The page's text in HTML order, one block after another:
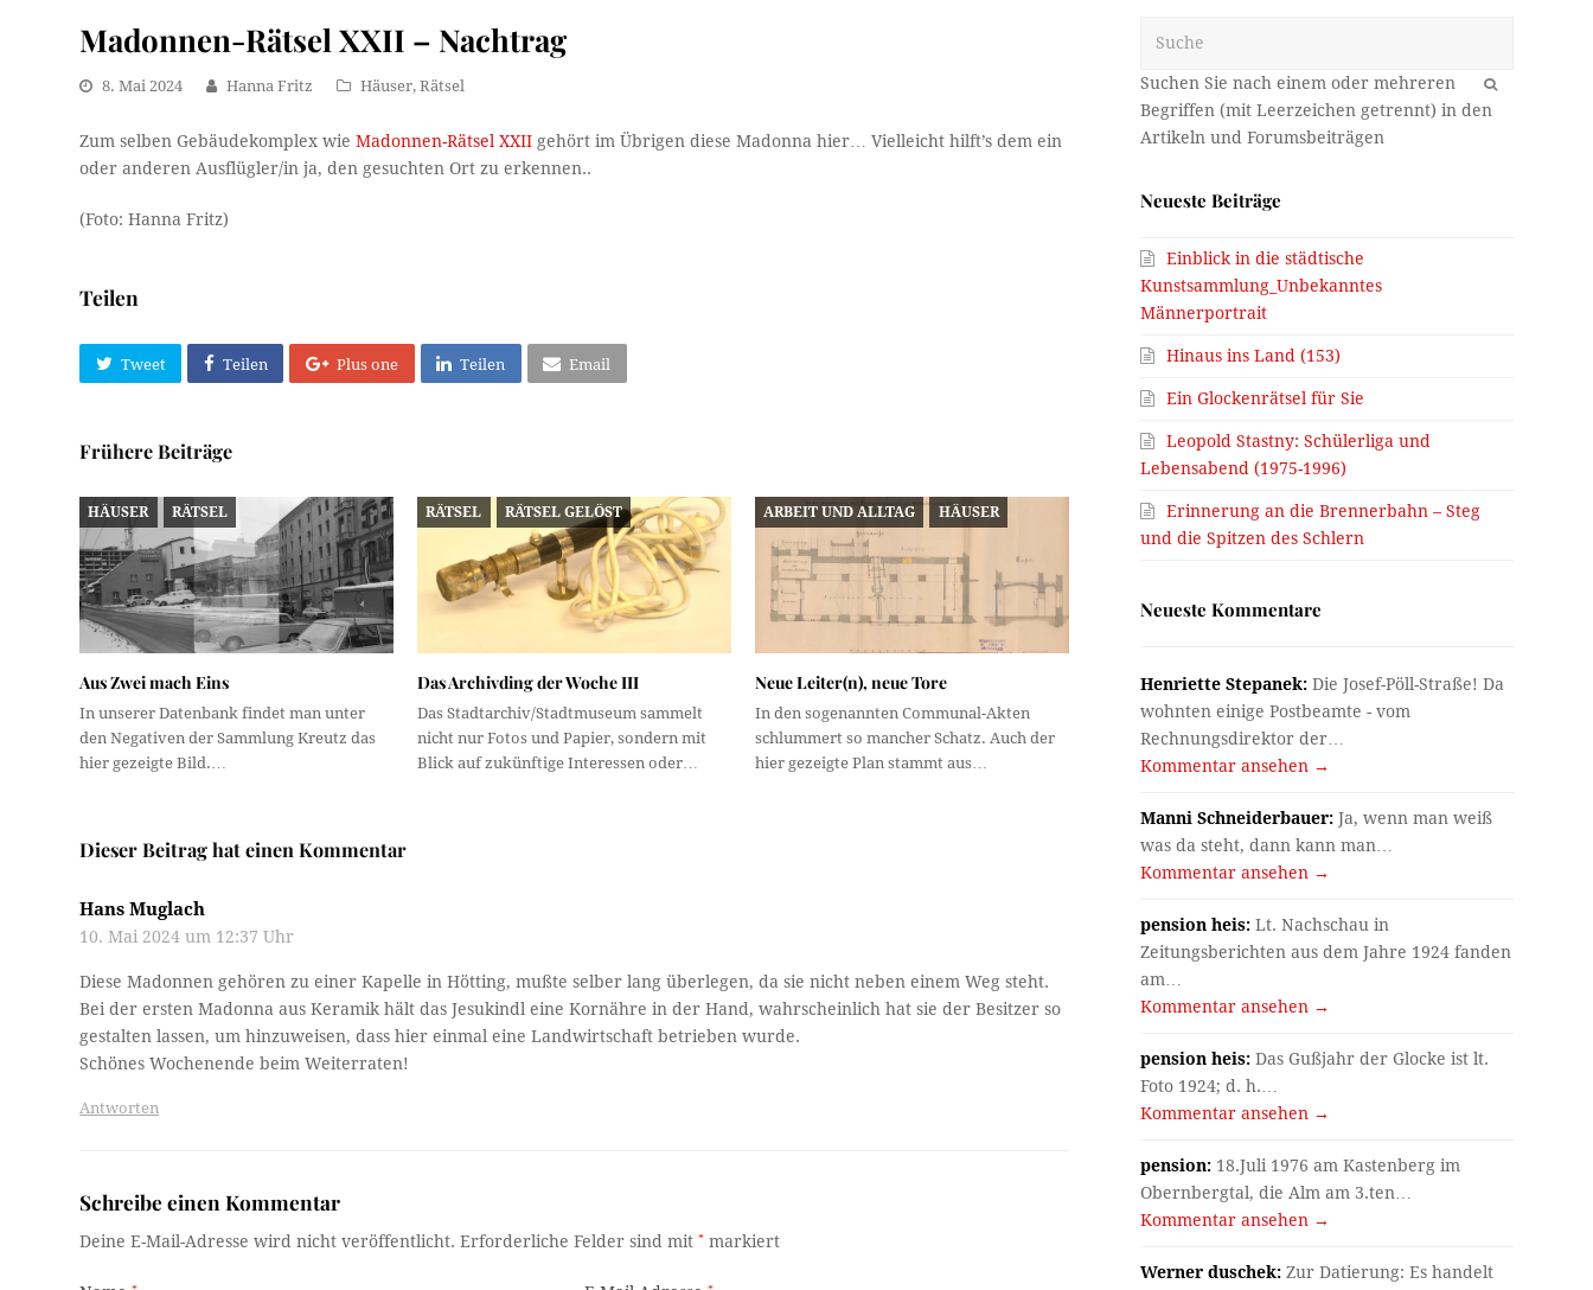
Madonnen-Rätsel XXII – Nachtrag
8. Mai 2024 Hanna Fritz Häuser,Rätsel
Zum selben Gebäudekomplex wieMadonnen-Rätsel XXII gehört im Übrigen diese Madonna hier… Vielleicht hilft’s dem ein
oder anderen Ausflügler/in ja, den gesuchten Ort zu erkennen..
(Foto: Hanna Fritz)
Teilen
Tweet Teilen Plus one Teilen Email
Frühere Beiträge
HÄUSER RÄTSEL
Aus Zwei mach Eins
In unserer Datenbank findet man unter
den Negativen der Sammlung Kreutz das
hier gezeigte Bild.…
RÄTSEL RÄTSEL GELÖST
Das Archivding der Woche III
Das Stadtarchiv/Stadtmuseum sammelt
nicht nur Fotos und Papier, sondern mit
Blick auf zukünftige Interessen oder…
ARBEIT UND ALLTAG HÄUSER
Neue Leiter(n), neue Tore
In den sogenannten Communal-Akten
schlummert so mancher Schatz. Auch der
hier gezeigte Plan stammt aus…
Dieser Beitrag hat einen Kommentar
Hans Muglach
10. Mai 2024 um 12:37 Uhr
Diese Madonnen gehören zu einer Kapelle in Hötting, mußte selber lang überlegen, da sie nicht neben einem Weg steht.
Bei der ersten Madonna aus Keramik hält das Jesukindl eine Kornähre in der Hand, wahrscheinlich hat sie der Besitzer so
gestalten lassen, um hinzuweisen, dass hier einmal eine Landwirtschaft betrieben wurde.
Schönes Wochenende beim Weiterraten!
Antworten
Schreibe einen Kommentar
Deine E-Mail-Adresse wird nicht veröffentlicht. Erforderliche Felder sind mit* markiert
OK
Neueste Beiträge
Einblick in die städtische
Kunstsammlung_Unbekanntes
Männerportrait
Hinaus ins Land (153)
Ein Glockenrätsel für Sie
Leopold Stastny: Schülerliga und
Lebensabend (1975-1996)
Erinnerung an die Brennerbahn – Steg
und die Spitzen des Schlern
Neueste Kommentare
Henriette Stepanek: Die Josef-Pöll-Straße! Da
wohnten einige Postbeamte - vom
Rechnungsdirektor der…
Kommentar ansehen →
Manni Schneiderbauer: Ja, wenn man weiß
was da steht, dann kann man…
Kommentar ansehen →
pension heis: Lt. Nachschau in
Zeitungsberichten aus dem Jahre 1924 fanden
am…
Kommentar ansehen →
pension heis: Das Gußjahr der Glocke ist lt.
Foto 1924; d. h.…
Kommentar ansehen →
pension: 18.Juli 1976 am Kastenberg im
Obernbergtal, die Alm am 3.ten…
Kommentar ansehen →
Werner duschek: Zur Datierung: Es handelt